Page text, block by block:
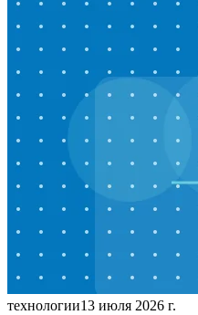
технологии13 июля 2026 г.